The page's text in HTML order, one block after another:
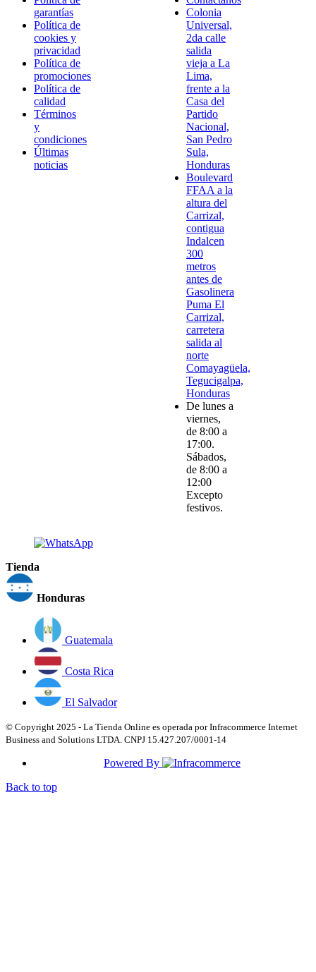
garantías
Política de
cookies y
privacidad
Política de
promociones
Política de
calidad
Términos
y
condiciones
Últimas
noticias
Colonia
Universal,
2da calle
salida
vieja a La
Lima,
frente a la
Casa del
Partido
Nacional,
San Pedro
Sula,
Honduras
Boulevard
FFAA a la
altura del
Carrizal,
contigua
Indalcen
300
metros
antes de
Gasolinera
Puma El
Carrizal,
carretera
salida al
norte
Comayagüela,
Tegucigalpa,
Honduras
De lunes a
viernes,
de 8:00 a
17:00.
Sábados,
de 8:00 a
12:00
Excepto
festivos.
Tienda
Honduras
Guatemala
Costa Rica
El Salvador
© Copyright 2025 - La Tienda Online es operada por Infracommerce Internet
Business and Solutions LTDA. CNPJ 15.427.207/0001-14
Powered By
Back to top